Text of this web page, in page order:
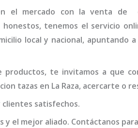
el mercado con la venta de
tenemos el servicio
local y nacional,
productos, te invitamos a que
tazas en La Raza, acercarte o
clientes satisfechos.
y el mejor aliado. Contáctanos